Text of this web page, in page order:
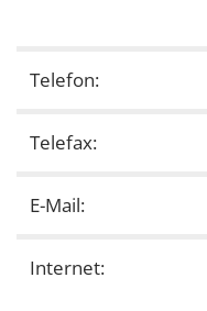
Telefon:
Telefax:
E-Mail:
Internet: